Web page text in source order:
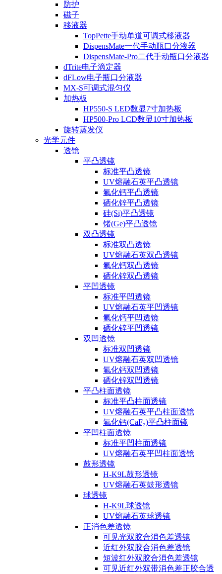
防护
磁子
移液器
TopPette手动单道可调式移液器
DispensMate一代手动瓶口分液器
DispensMate-Pro二代手动瓶口分液器
dTrite电子滴定器
dFLow电子瓶口分液器
MX-S可调式混匀仪
加热板
HP550-S LED数显7寸加热板
HP500-Pro LCD数显10寸加热板
旋转蒸发仪
光学元件
透镜
平凸透镜
标准平凸透镜
UV熔融石英平凸透镜
氟化钙平凸透镜
硒化锌平凸透镜
硅(Si)平凸透镜
锗(Ge)平凸透镜
双凸透镜
标准双凸透镜
UV熔融石英双凸透镜
氟化钙双凸透镜
硒化锌双凸透镜
平凹透镜
标准平凹透镜
UV熔融石英平凹透镜
氟化钙平凹透镜
硒化锌平凹透镜
双凹透镜
标准双凹透镜
UV熔融石英双凹透镜
氟化钙双凹透镜
硒化锌双凹透镜
平凸柱面透镜
标准平凸柱面透镜
UV熔融石英平凸柱面透镜
氟化钙(CaF₂)平凸柱面镜
平凹柱面透镜
标准平凹柱面透镜
UV熔融石英平凹柱面透镜
鼓形透镜
H-K9L鼓形透镜
UV熔融石英鼓形透镜
球透镜
H-K9L球透镜
UV熔融石英球透镜
正消色差透镜
可见光双胶合消色差透镜
近红外双胶合消色差透镜
短波红外双胶合消色差透镜
可见近红外双带消色差正胶合透